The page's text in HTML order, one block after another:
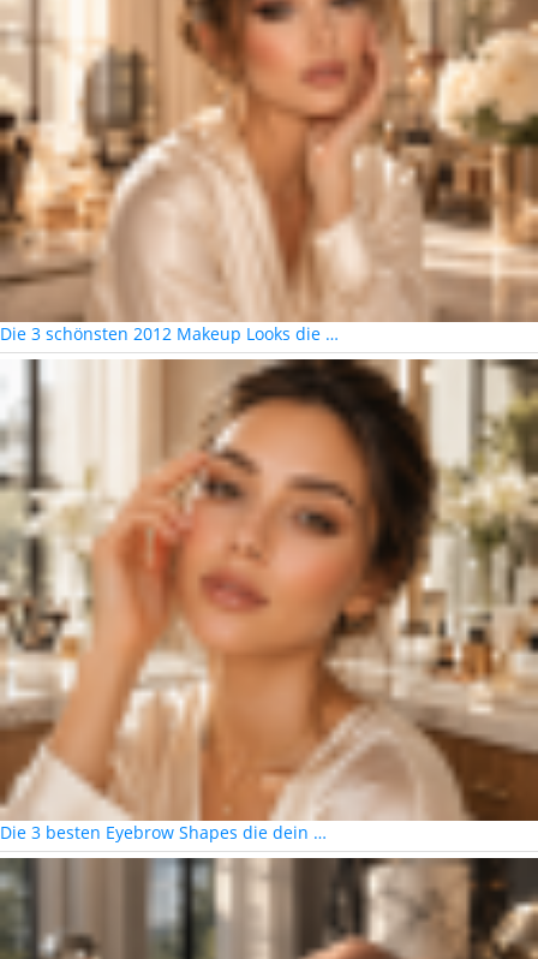
Die 3 schönsten 2012 Makeup Looks die …
Die 3 besten Eyebrow Shapes die dein …